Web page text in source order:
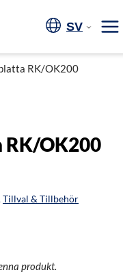
SV
RK/OK200
RK/OK200
Tillval & Tillbehör
produkt.